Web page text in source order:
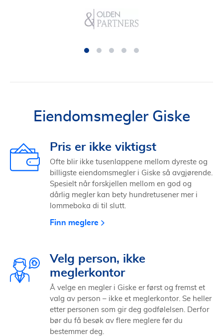
Eiendomsmegler Giske
Pris er ikke viktigst
Ofte blir ikke tusenlappene mellom dyreste og
billigste eiendomsmegler i Giske så avgjørende.
Spesielt når forskjellen mellom en god og
dårlig megler kan bety hundretusener mer i
lommeboka di til slutt.
Finn meglere
Velg person, ikke
meglerkontor
Å velge en megler i Giske er først og fremst et
valg av person – ikke et meglerkontor. Se heller
etter personen som gir deg godfølelsen. Derfor
bør du få besøk av flere meglere før du
bestemmer deg.